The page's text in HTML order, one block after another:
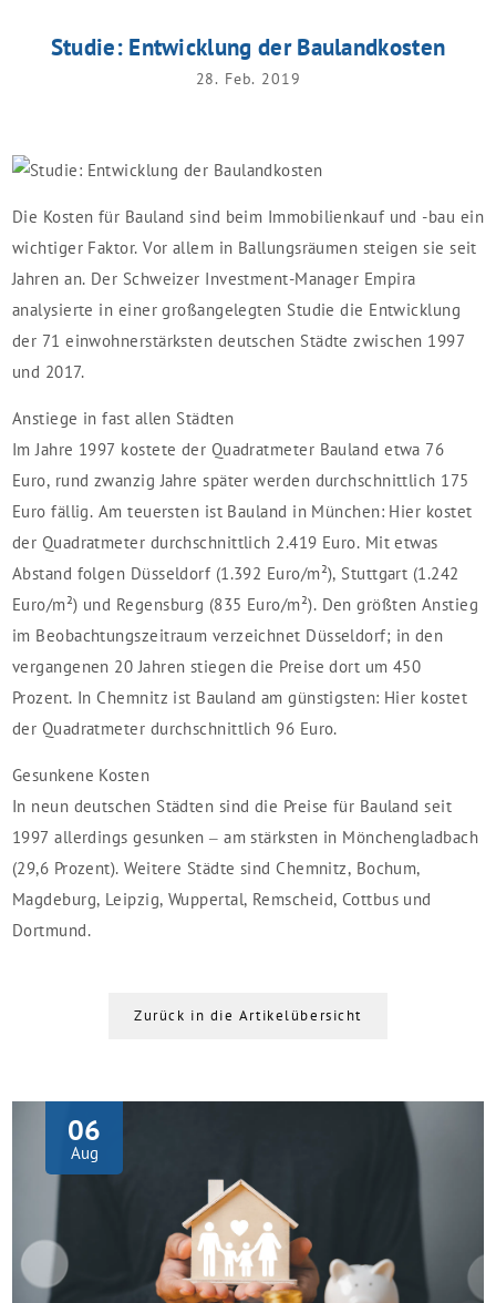
Studie: Entwicklung der Baulandkosten
28. Feb. 2019
Die Kosten für Bauland sind beim Immobilienkauf und -bau ein
wichtiger Faktor. Vor allem in Ballungsräumen steigen sie seit
Jahren an. Der Schweizer Investment-Manager Empira
analysierte in einer großangelegten Studie die Entwicklung
der 71 einwohnerstärksten deutschen Städte zwischen 1997
und 2017.
Anstiege in fast allen Städten
Im Jahre 1997 kostete der Quadratmeter Bauland etwa 76
Euro, rund zwanzig Jahre später werden durchschnittlich 175
Euro fällig. Am teuersten ist Bauland in München: Hier kostet
der Quadratmeter durchschnittlich 2.419 Euro. Mit etwas
Abstand folgen Düsseldorf (1.392 Euro/m²), Stuttgart (1.242
Euro/m²) und Regensburg (835 Euro/m²). Den größten Anstieg
im Beobachtungszeitraum verzeichnet Düsseldorf; in den
vergangenen 20 Jahren stiegen die Preise dort um 450
Prozent. In Chemnitz ist Bauland am günstigsten: Hier kostet
der Quadratmeter durchschnittlich 96 Euro.
Gesunkene Kosten
In neun deutschen Städten sind die Preise für Bauland seit
1997 allerdings gesunken – am stärksten in Mönchengladbach
(29,6 Prozent). Weitere Städte sind Chemnitz, Bochum,
Magdeburg, Leipzig, Wuppertal, Remscheid, Cottbus und
Dortmund.
Zurück in die Artikelübersicht
06
Aug